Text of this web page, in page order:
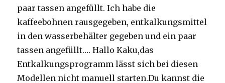
paar tassen angefüllt. Ich habe die
kaffeebohnen rausgegeben, entkalkungsmittel
in den wasserbehälter gegeben und ein paar
tassen angefüllt…. Hallo Kaku,das
Entkalkungsprogramm lässt sich bei diesen
Modellen nicht manuell starten.Du kannst die